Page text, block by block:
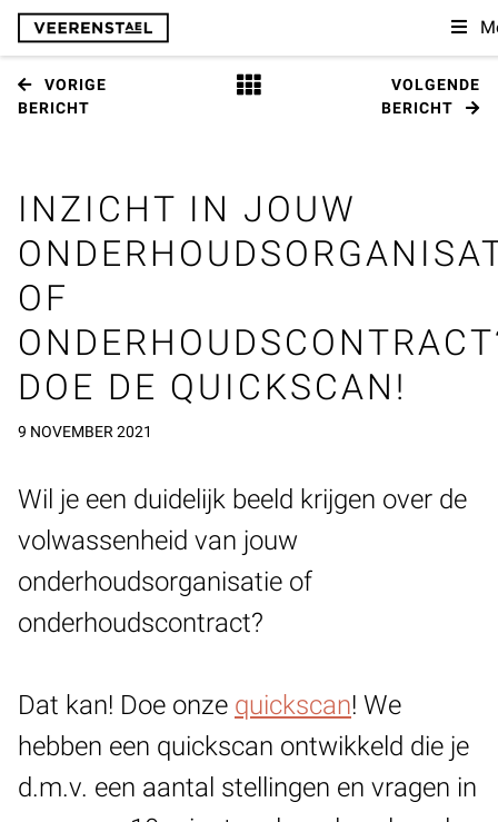
VORIGE
BERICHT
VOLGENDE
BERICHT
INZICHT IN JOUW
OF
DOE DE QUICKSCAN!
9 NOVEMBER 2021
Wil je een duidelijk beeld krijgen over de
volwassenheid van jouw
onderhoudsorganisatie of
onderhoudscontract?
Dat kan! Doe onze quickscan! We
hebben een quickscan ontwikkeld die je
d.m.v. een aantal stellingen en vragen in